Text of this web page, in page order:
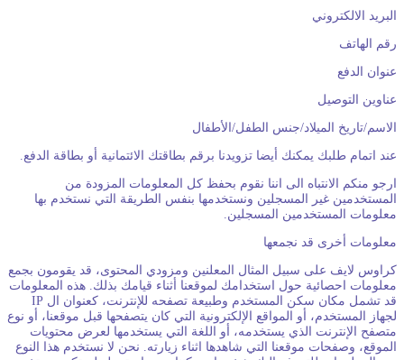
الالكتروني
الهاتف
الدفع
التوصيل
تاريخ الميلاد/جنس الطفل/الأطفال
اتمام طلبك يمكنك أيضا تزويدنا برقم بطاقتك الائتمانية أو بطاقة الدفع.
منكم الانتباه الى اننا نقوم بحفظ كل المعلومات المزودة من
غير المسجلين ونستخدمها بنفس الطريقة التي نستخدم بها
المستخدمين المسجلين.
أخرى قد نجمعها
لايف على سبيل المثال المعلنين ومزودي المحتوى، قد يقومون بجمع
احصائية حول استخدامك لموقعنا أثناء قيامك بذلك. هذه المعلومات
قد تشمل مكان سكن المستخدم وطبيعة تصفحه للإنترنت، كعنوان ال IP
المستخدم، أو المواقع الإلكترونية التي كان يتصفحها قبل موقعنا، أو نوع
الإنترنت الذي يستخدمه، أو اللغة التي يستخدمها لعرض محتويات
وصفحات موقعنا التي شاهدها اثناء زيارته. نحن لا نستخدم هذا النوع